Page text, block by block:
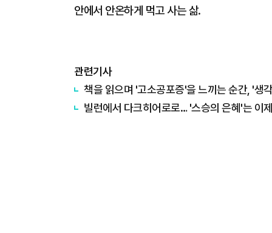
안에서 안온하게 먹고 사는 삶.
관련기사
책을 읽으며 '고소공포증'을 느끼는 순간, '생
빌런에서 다크히어로로… '스승의 은혜'는 이